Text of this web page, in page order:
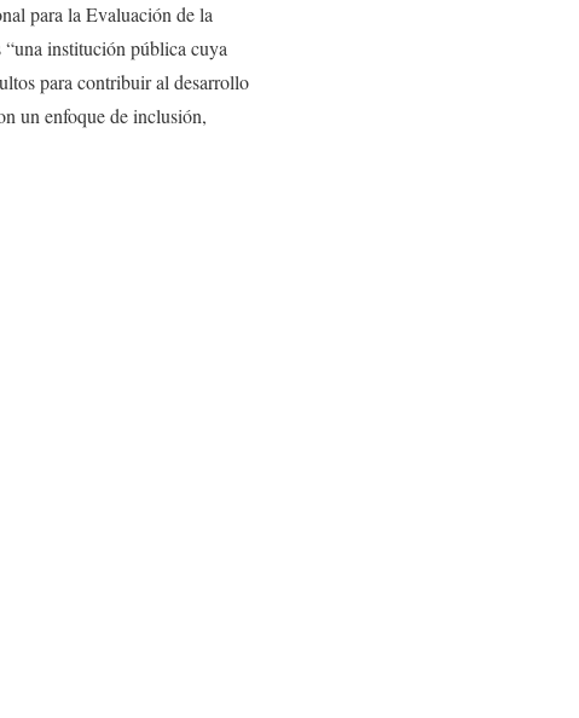
para la Evaluación de la
institución pública cuya
para contribuir al desarrollo
un enfoque de inclusión,